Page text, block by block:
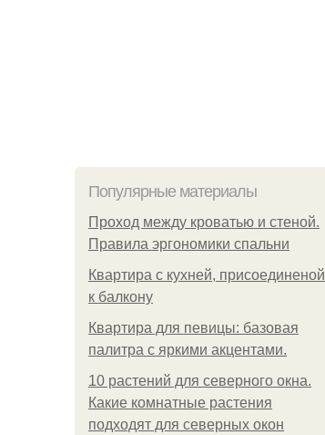
Популярные материалы
Проход между кроватью и стеной.
Правила эргономики спальни
Квартира с кухней, присоединеной
к балкону
Квартира для певицы: базовая
палитра с яркими акцентами.
10 растений для северного окна.
Какие комнатные растения
подходят для северных окон